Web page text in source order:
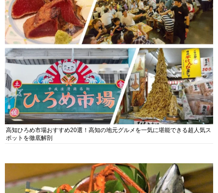
高知ひろめ市場おすすめ20選！高知の地元グルメを一気に堪能できる超人気ス
ポットを徹底解剖